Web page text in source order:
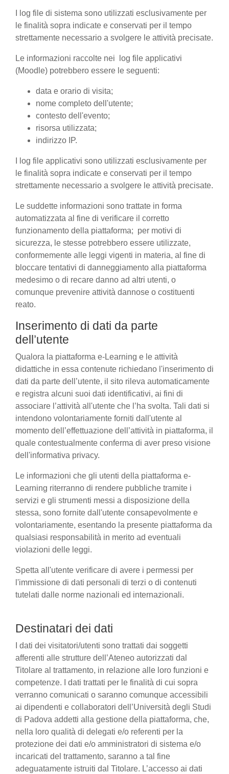
I log file di sistema sono utilizzati esclusivamente per
le finalità sopra indicate e conservati per il tempo
strettamente necessario a svolgere le attività precisate.
Le informazioni raccolte nei log file applicativi
(Moodle) potrebbero essere le seguenti:
data e orario di visita;
nome completo dell'utente;
contesto dell'evento;
risorsa utilizzata;
indirizzo IP.
I log file applicativi sono utilizzati esclusivamente per
le finalità sopra indicate e conservati per il tempo
strettamente necessario a svolgere le attività precisate.
Le suddette informazioni sono trattate in forma
automatizzata al fine di verificare il corretto
funzionamento della piattaforma; per motivi di
sicurezza, le stesse potrebbero essere utilizzate,
conformemente alle leggi vigenti in materia, al fine di
bloccare tentativi di danneggiamento alla piattaforma
medesimo o di recare danno ad altri utenti, o
comunque prevenire attività dannose o costituenti
reato.
Inserimento di dati da parte
dell’utente
Qualora la piattaforma e-Learning e le attività
didattiche in essa contenute richiedano l'inserimento di
dati da parte dell’utente, il sito rileva automaticamente
e registra alcuni suoi dati identificativi, ai fini di
associare l’attività all'utente che l’ha svolta. Tali dati si
intendono volontariamente forniti dall'utente al
momento dell’effettuazione dell’attività in piattaforma, il
quale contestualmente conferma di aver preso visione
dell'informativa privacy.
Le informazioni che gli utenti della piattaforma e-
Learning riterranno di rendere pubbliche tramite i
servizi e gli strumenti messi a disposizione della
stessa, sono fornite dall'utente consapevolmente e
volontariamente, esentando la presente piattaforma da
qualsiasi responsabilità in merito ad eventuali
violazioni delle leggi.
Spetta all'utente verificare di avere i permessi per
l'immissione di dati personali di terzi o di contenuti
tutelati dalle norme nazionali ed internazionali.
Destinatari dei dati
I dati dei visitatori/utenti sono trattati dai soggetti
afferenti alle strutture dell’Ateneo autorizzati dal
Titolare al trattamento, in relazione alle loro funzioni e
competenze. I dati trattati per le finalità di cui sopra
verranno comunicati o saranno comunque accessibili
ai dipendenti e collaboratori dell’Università degli Studi
di Padova addetti alla gestione della piattaforma, che,
nella loro qualità di delegati e/o referenti per la
protezione dei dati e/o amministratori di sistema e/o
incaricati del trattamento, saranno a tal fine
adeguatamente istruiti dal Titolare. L’accesso ai dati